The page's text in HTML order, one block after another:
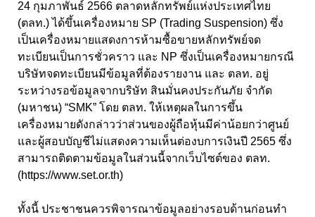
24 กุมภาพันธ์ 2566 ตลาดหลักทรัพย์แห่งประเทศไทย
(ตลท.) ได้ขึ้นเครื่องหมาย SP (Trading Suspension) ซึ่ง
เป็นเครื่องหมายแสดงการห้ามซื้อขายหลักทรัพย์จด
ทะเบียนเป็นการชั่วคราว และ NP ซึ่งเป็นเครื่องหมายกรณี
บริษัทจดทะเบียนมีข้อมูลที่ต้องรายงาน และ ตลท. อยู่
ระหว่างรอข้อมูลจากบริษัท สินมั่นคงประกันภัย จำกัด
(มหาชน) “SMK” โดย ตลท. ให้เหตุผลในการขึ้น
เครื่องหมายดังกล่าวว่าส่วนของผู้ถือหุ้นมีค่าน้อยกว่าศูนย์
และผู้สอบบัญชีไม่แสดงความเห็นต่องบการเงินปี 2565 ซึ่ง
สามารถติดตามข้อมูลในส่วนนี้จากเว็บไซต์ของ ตลท.
(https://www.set.or.th)
ทั้งนี้ ประชาชนควรพิจารณาข้อมูลอย่างรอบด้านก่อนทำ